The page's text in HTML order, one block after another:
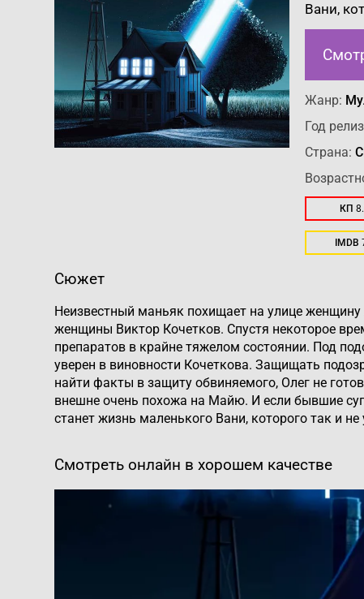
Вани,
Жанр:
Год
Страна:
КП
IMDB
Сюжет
Неизвестный маньяк похищает на улице
женщины Виктор Кочетков. Спустя некоторое
препаратов в крайне тяжелом состоянии. Под
уверен в виновности Кочеткова. Защищать
найти факты в защиту обвиняемого, Олег не
внешне очень похожа на Майю. И если бывшие
станет жизнь маленького Вани, которого так и не
Смотреть онлайн в хорошем качестве